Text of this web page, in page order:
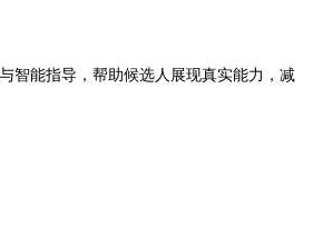
智能指导，帮助候选人展现真实能力，减